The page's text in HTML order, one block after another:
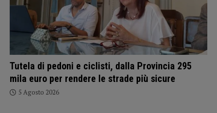
Tutela di pedoni e ciclisti, dalla Provincia 295
mila euro per rendere le strade più sicure
5 Agosto 2026